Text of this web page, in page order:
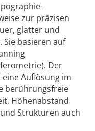
zur präzisen
glatter und
basieren auf
Der
Auflösung im
berührungsfreie
Höhenabstand
Strukturen auch